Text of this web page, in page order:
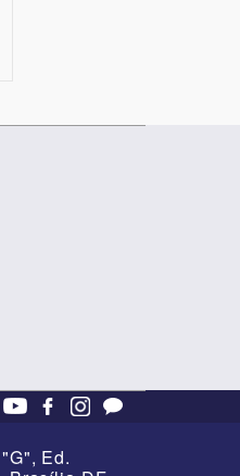
Ed.